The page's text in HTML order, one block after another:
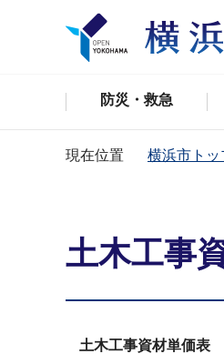
防災・救急
現在位置 横浜市トッ
土木工事
土木工事資材単価表